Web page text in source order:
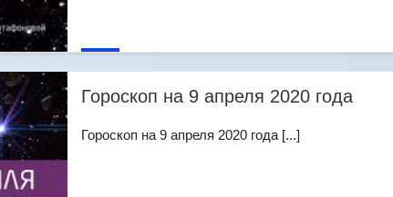
Гороскоп на 9 апреля 2020 года
Гороскоп на 9 апреля 2020 года [...]